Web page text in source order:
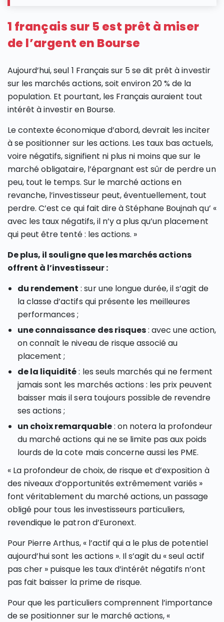
1 français sur 5 est prêt à miser
de l’argent en Bourse
Aujourd’hui, seul 1 Français sur 5 se dit prêt à investir
sur les marchés actions, soit environ 20 % de la
population. Et pourtant, les Français auraient tout
intérêt à investir en Bourse.
Le contexte économique d’abord, devrait les inciter
à se positionner sur les actions. Les taux bas actuels,
voire négatifs, signifient ni plus ni moins que sur le
marché obligataire, l’épargnant est sûr de perdre un
peu, tout le temps. Sur le marché actions en
revanche, l’investisseur peut, éventuellement, tout
perdre. C’est ce qui fait dire à Stéphane Boujnah qu’ «
avec les taux négatifs, il n’y a plus qu’un placement
qui peut être tenté : les actions. »
De plus, il souligne que les marchés actions
offrent à l’investisseur :
du rendement : sur une longue durée, il s’agit de
la classe d’actifs qui présente les meilleures
performances ;
une connaissance des risques: avec une action,
on connaît le niveau de risque associé au
placement ;
de la liquidité: les seuls marchés qui ne ferment
jamais sont les marchés actions : les prix peuvent
baisser mais il sera toujours possible de revendre
ses actions ;
un choix remarquable: on notera la profondeur
du marché actions qui ne se limite pas aux poids
lourds de la cote mais concerne aussi les PME.
« La profondeur de choix, de risque et d’exposition à
des niveaux d’opportunités extrêmement variés »
font véritablement du marché actions, un passage
obligé pour tous les investisseurs particuliers,
revendique le patron d’Euronext.
Pour Pierre Arthus, « l’actif qui a le plus de potentiel
aujourd’hui sont les actions ». Il s’agit du « seul actif
pas cher » puisque les taux d’intérêt négatifs n’ont
pas fait baisser la prime de risque.
Pour que les particuliers comprennent l’importance
de se positionner sur le marché actions, «